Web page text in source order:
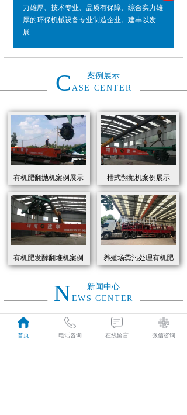
力雄厚、技术专业、品质有保障、综合实力雄
厚的环保机械设备专业制造企业。建丰以发
展...
案例展示
C ASE CENTER
有机肥翻抛机案例展示 槽式翻抛机案例展示
有机肥发酵翻堆机案例
展示
养殖场粪污处理有机肥
发酵罐 履带式有机肥翻
新闻中心
N EWS CENTER
2026
首页 电话咨询 在线留言 微信咨询